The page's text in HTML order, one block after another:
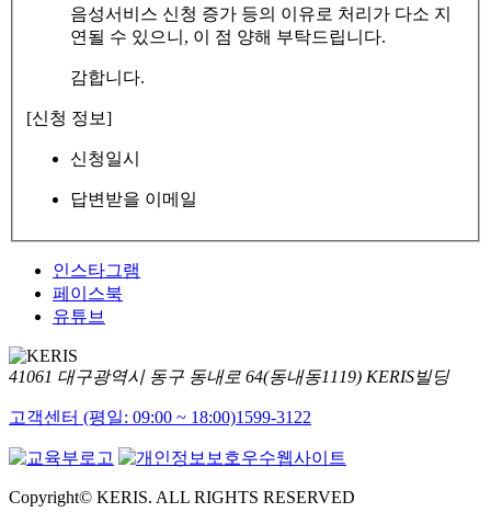
음성서비스 신청 증가 등의 이유로 처리가 다소 지
연될 수 있으니, 이 점 양해 부탁드립니다.
감합니다.
[신청 정보]
신청일시
답변받을 이메일
인스타그램
페이스북
유튜브
41061 대구광역시 동구 동내로 64(동내동1119) KERIS빌딩
고객센터 (평일: 09:00 ~ 18:00)1599-3122
Copyright© KERIS. ALL RIGHTS RESERVED